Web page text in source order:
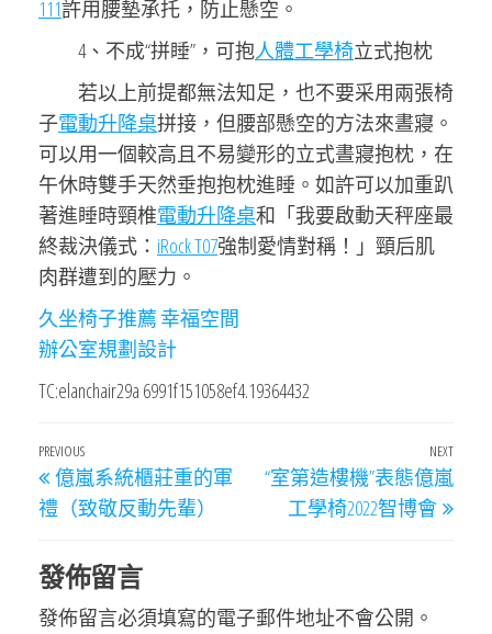
111許用腰墊承托，防止懸空。
4、不成“拼睡”，可抱人體工學椅立式抱枕
若以上前提都無法知足，也不要采用兩張椅
子電動升降桌拼接，但腰部懸空的方法來晝寢。
可以用一個較高且不易變形的立式晝寢抱枕，在
午休時雙手天然垂抱抱枕進睡。如許可以加重趴
著進睡時頸椎電動升降桌和「我要啟動天秤座最
終裁決儀式： iRock T07強制愛情對稱！」頸后肌
肉群遭到的壓力。
久坐椅子推薦幸福空間
辦公室規劃設計
TC:elanchair29a 6991f151058ef4.19364432
文
章
導
覽
Previous
Post
PREVIOUS
億嵐系統櫃莊重的軍
禮（致敬反動先輩）
Next
Post
NEXT
“室第造樓機”表態億嵐
工學椅2022智博會
發佈留言
發佈留言必須填寫的電子郵件地址不會公開。